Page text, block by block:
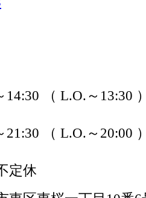
（ L.O.～13:30
（ L.O.～20:00
定休